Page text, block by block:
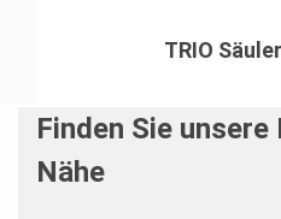
TRIO
Finden Sie
Nähe